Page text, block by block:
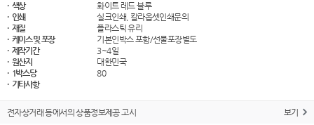
· 색상
화이트 레드 블루
· 인쇄
실크인쇄, 칼라옵셋인쇄문의
· 재질
플라스틱 유리
· 케이스 및 포장
기본인박스 포함/선물포장별도
· 제작기간
3~4일
· 원산지
대한민국
· 1박스당
80
· 기타사항
전자상거래 등에서의 상품정보제공 고시 보기